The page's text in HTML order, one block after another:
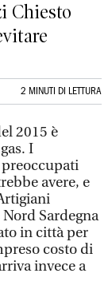
Chiesto
2 MINUTI DI LETTURA
2015 è
I
avere, e
Sardegna
in città per
costo di
invece a